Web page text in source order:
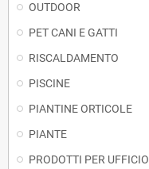
OUTDOOR
PET CANI E GATTI
RISCALDAMENTO
PISCINE
PIANTINE ORTICOLE
PIANTE
PRODOTTI PER UFFICIO